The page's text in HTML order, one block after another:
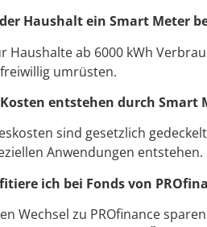
Haushalt ein Smart Meter
Haushalte ab 6000 kWh
umrüsten.
entstehen durch Smart
sind gesetzlich
Anwendungen entstehen.
ich bei Fonds von
Wechsel zu PROfinance